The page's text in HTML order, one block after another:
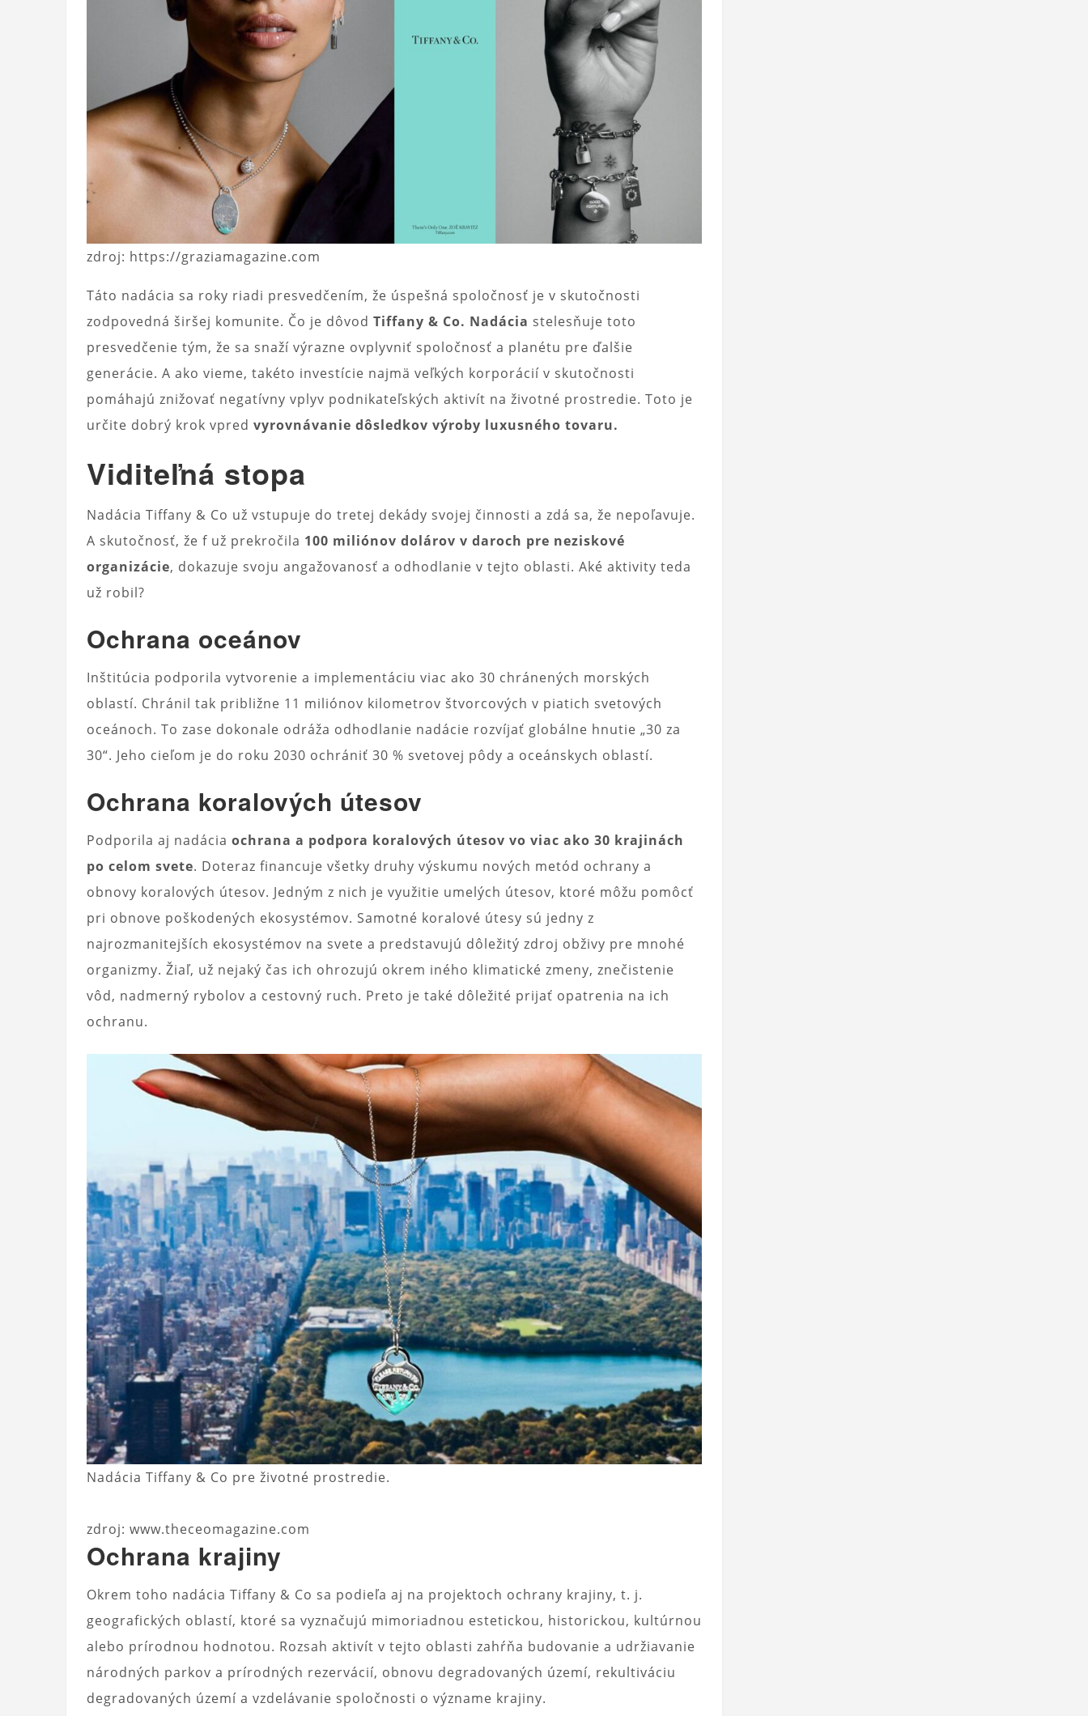
zdroj: https://graziamagazine.com
Táto nadácia sa roky riadi presvedčením, že úspešná spoločnosť je v skutočnosti
zodpovedná širšej komunite. Čo je dôvod Tiffany & Co. Nadácia stelesňuje toto
presvedčenie tým, že sa snaží výrazne ovplyvniť spoločnosť a planétu pre ďalšie
generácie. A ako vieme, takéto investície najmä veľkých korporácií v skutočnosti
pomáhajú znižovať negatívny vplyv podnikateľských aktivít na životné prostredie. Toto je
určite dobrý krok vpred vyrovnávanie dôsledkov výroby luxusného tovaru.
Viditeľná stopa
Nadácia Tiffany & Co už vstupuje do tretej dekády svojej činnosti a zdá sa, že nepoľavuje.
A skutočnosť, že f už prekročila 100 miliónov dolárov v daroch pre neziskové
organizácie, dokazuje svoju angažovanosť a odhodlanie v tejto oblasti. Aké aktivity teda
už robil?
Ochrana oceánov
Inštitúcia podporila vytvorenie a implementáciu viac ako 30 chránených morských
oblastí. Chránil tak približne 11 miliónov kilometrov štvorcových v piatich svetových
oceánoch. To zase dokonale odráža odhodlanie nadácie rozvíjať globálne hnutie „30 za
30“. Jeho cieľom je do roku 2030 ochrániť 30 % svetovej pôdy a oceánskych oblastí.
Ochrana koralových útesov
Podporila aj nadácia ochrana a podpora koralových útesov vo viac ako 30 krajinách
po celom svete. Doteraz financuje všetky druhy výskumu nových metód ochrany a
obnovy koralových útesov. Jedným z nich je využitie umelých útesov, ktoré môžu pomôcť
pri obnove poškodených ekosystémov. Samotné koralové útesy sú jedny z
najrozmanitejších ekosystémov na svete a predstavujú dôležitý zdroj obživy pre mnohé
organizmy. Žiaľ, už nejaký čas ich ohrozujú okrem iného klimatické zmeny, znečistenie
vôd, nadmerný rybolov a cestovný ruch. Preto je také dôležité prijať opatrenia na ich
ochranu.
Nadácia Tiffany & Co pre životné prostredie.
zdroj: www.theceomagazine.com
Ochrana krajiny
Okrem toho nadácia Tiffany & Co sa podieľa aj na projektoch ochrany krajiny, t. j.
geografických oblastí, ktoré sa vyznačujú mimoriadnou estetickou, historickou, kultúrnou
alebo prírodnou hodnotou. Rozsah aktivít v tejto oblasti zahŕňa budovanie a udržiavanie
národných parkov a prírodných rezervácií, obnovu degradovaných území, rekultiváciu
degradovaných území a vzdelávanie spoločnosti o význame krajiny.